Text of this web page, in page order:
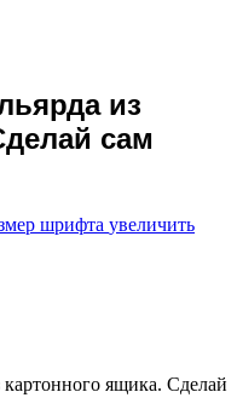
из
сам
шрифта увеличить
ящика. Сделай